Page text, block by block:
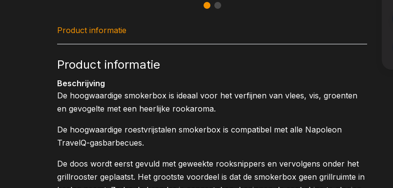
Product informatie
Product informatie
Beschrijving
De hoogwaardige smokerbox is ideaal voor het verfijnen van vlees, vis, groenten
en gevogelte met een heerlijke rookaroma.
De hoogwaardige roestvrijstalen smokerbox is compatibel met alle Napoleon
TravelQ-gasbarbecues.
De doos wordt eerst gevuld met geweekte rooksnippers en vervolgens onder het
grillrooster geplaatst. Het grootste voordeel is dat de smokerbox geen grillruimte in